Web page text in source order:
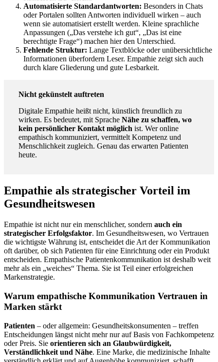
Automatisierte Standardantworten: Besonders in Chats
oder Portalen sollten Antworten individuell wirken – auch
wenn sie automatisiert erstellt werden. Kleine sprachliche
Anpassungen („Das verstehe ich gut“, „Das ist eine
berechtigte Frage“) machen hier den Unterschied.
Fehlende Struktur: Lange Textblöcke oder unübersichtliche
Informationen überfordern Leser. Empathie zeigt sich auch
durch klare Gliederung und gute Lesbarkeit.
Nicht gekünstelt auftreten
Digitale Empathie heißt nicht, künstlich freundlich zu
wirken. Es bedeutet, mit Sprache Nähe zu schaffen, wo
kein persönlicher Kontakt möglich ist. Wer online
empathisch kommuniziert, vermittelt Kompetenz und
Menschlichkeit zugleich. Genau das erwarten Patienten
heute.
Empathie als strategischer Vorteil im
Gesundheitswesen
Empathie ist nicht nur ein menschlicher, sondern auch ein
strategischer Erfolgsfaktor. Im Gesundheitswesen, wo Vertrauen
die wichtigste Währung ist, entscheidet die Art der Kommunikation
oft darüber, ob sich Patienten für eine Einrichtung oder ein Produkt
entscheiden. Empathische Patientenkommunikation ist deshalb weit
mehr als ein „weiches“ Thema. Sie ist Teil einer erfolgreichen
Markenstrategie.
Warum empathische Kommunikation Vertrauen in
Marken stärkt
Patienten – oder allgemein: Gesundheitskonsumenten – treffen
Entscheidungen längst nicht mehr nur auf Basis von Fachkompetenz
oder Preis. Sie orientieren sich an Glaubwürdigkeit,
Verständlichkeit und Nähe. Eine Marke, die medizinische Inhalte